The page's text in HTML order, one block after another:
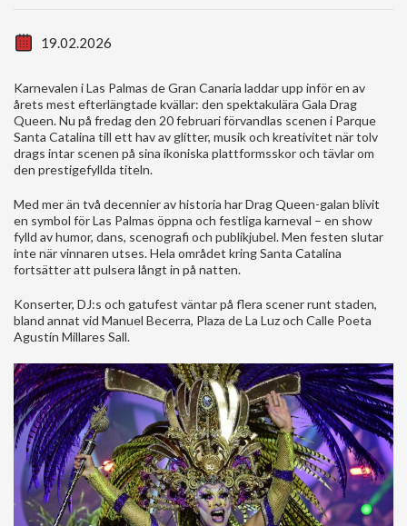
19.02.2026
Karnevalen i Las Palmas de Gran Canaria laddar upp inför en av
årets mest efterlängtade kvällar: den spektakulära Gala Drag
Queen. Nu på fredag den 20 februari förvandlas scenen i Parque
Santa Catalina till ett hav av glitter, musik och kreativitet när tolv
drags intar scenen på sina ikoniska plattformsskor och tävlar om
den prestigefyllda titeln.
Med mer än två decennier av historia har Drag Queen-galan blivit
en symbol för Las Palmas öppna och festliga karneval – en show
fylld av humor, dans, scenografi och publikjubel. Men festen slutar
inte när vinnaren utses. Hela området kring Santa Catalina
fortsätter att pulsera långt in på natten.
Konserter, DJ:s och gatufest väntar på flera scener runt staden,
bland annat vid Manuel Becerra, Plaza de La Luz och Calle Poeta
Agustín Millares Sall.